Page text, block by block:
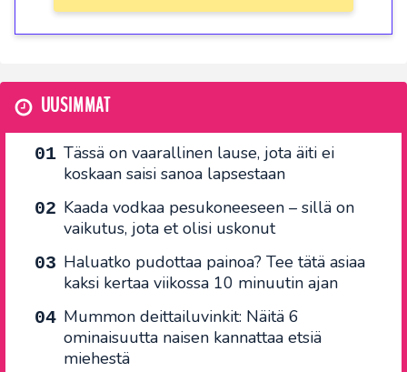
UUSIMMAT
Tässä on vaarallinen lause, jota äiti ei
koskaan saisi sanoa lapsestaan
Kaada vodkaa pesukoneeseen – sillä on
vaikutus, jota et olisi uskonut
Haluatko pudottaa painoa? Tee tätä asiaa
kaksi kertaa viikossa 10 minuutin ajan
Mummon deittailuvinkit: Näitä 6
ominaisuutta naisen kannattaa etsiä
miehestä